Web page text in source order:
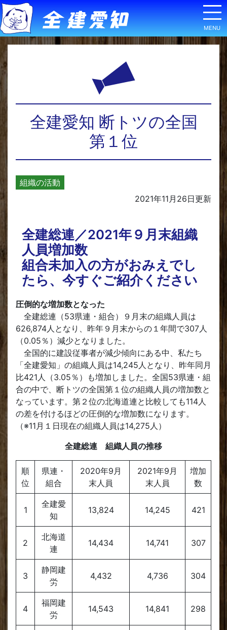
全建愛知 断トツの全国
第１位
組織の活動
2021年11月26日更新
全建総連／2021年９月末組織
人員増加数
組合未加入の方がおみえでし
たら、今すぐご紹介ください
圧倒的な増加数となった
全建総連（53県連・組合）９月末の組織人員は
626,874人となり、昨年９月末からの１年間で307人
（0.05％）減少となりました。
全国的に建設従事者が減少傾向にある中、私たち
「全建愛知」の組織人員は14,245人となり、昨年同月
比421人（3.05％）も増加しました。全国53県連・組
合の中で、断トツの全国第１位の組織人員の増加数と
なっています。第２位の北海道連と比較しても114人
の差を付けるほどの圧倒的な増加数になります。
（※11月１日現在の組織人員は14,275人）
全建総連 組織人員の推移
順
位
県連・
組合
2020年9月
末人員
2021年9月
末人員
増加
数
1
全建愛
知
13,824 14,245 421
2
北海道
連
14,434 14,741 307
3
静岡建
労
4,432 4,736 304
4
福岡建
労
14,543 14,841 298